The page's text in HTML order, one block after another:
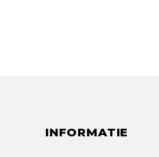
INFORMATIE